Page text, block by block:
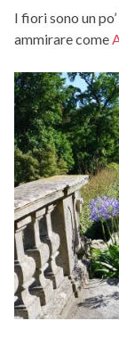
I fiori sono un
ammirare come